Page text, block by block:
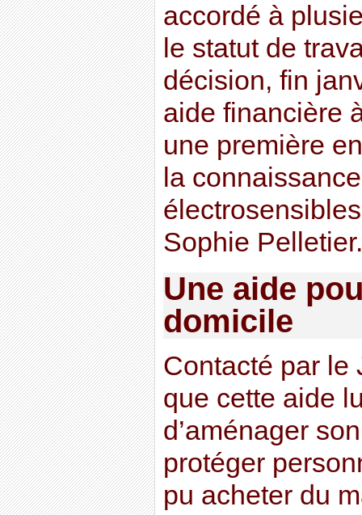
accordé à
le statut de
décision, fin
aide financière
une première
la
Sophie Pelletier.
Une aide
domicile
Contacté par le
que cette aide
d’aménager
protéger
pu acheter du